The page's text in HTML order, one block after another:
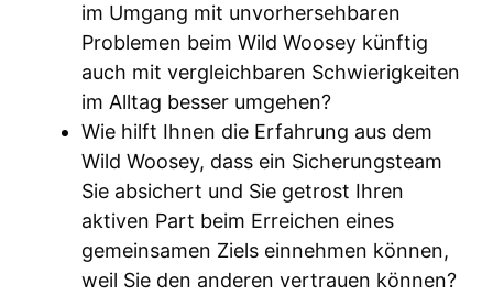
im Umgang mit unvorhersehbaren
Problemen beim Wild Woosey künftig
auch mit vergleichbaren Schwierigkeiten
im Alltag besser umgehen?
Wie hilft Ihnen die Erfahrung aus dem
Wild Woosey, dass ein Sicherungsteam
Sie absichert und Sie getrost Ihren
aktiven Part beim Erreichen eines
gemeinsamen Ziels einnehmen können,
weil Sie den anderen vertrauen können?